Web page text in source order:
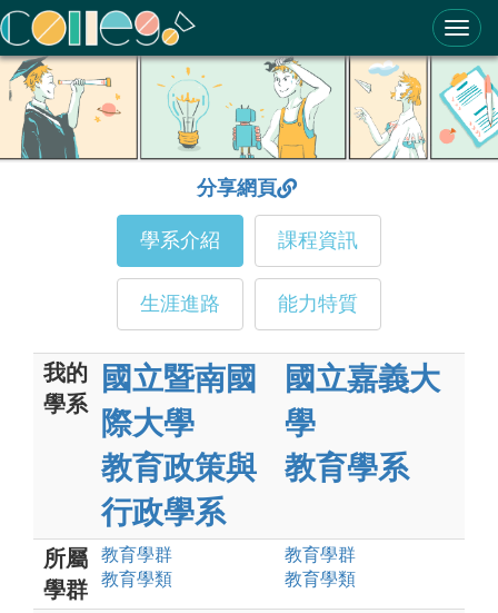
ColleGo! 大學選才與高中育才輔助系統
分享網頁
學系介紹 課程資訊
生涯進路 能力特質
我的
學系
國立暨南國
際大學
教育政策與
行政學系
國立嘉義大
學
教育學系
所屬
學群
教育學群
教育學類
教育學群
教育學類